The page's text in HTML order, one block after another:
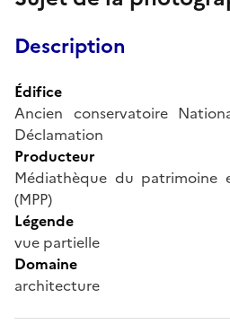
Description
Édifice
Ancien conservatoire
Déclamation
Producteur
Médiathèque du
(MPP)
Légende
vue partielle
Domaine
architecture